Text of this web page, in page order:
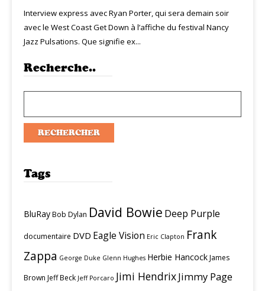
Interview express avec Ryan Porter, qui sera demain soir
avec le West Coast Get Down à l’affiche du festival Nancy
Jazz Pulsations. Que signifie ex...
Recherche..
Tags
BluRayBob Dylan David Bowie Deep Purple
documentaire DVD Eagle Vision Eric Clapton Frank
Zappa George Duke Glenn Hughes Herbie HancockJames
Brown Jeff Beck Jeff Porcaro Jimi HendrixJimmy Page